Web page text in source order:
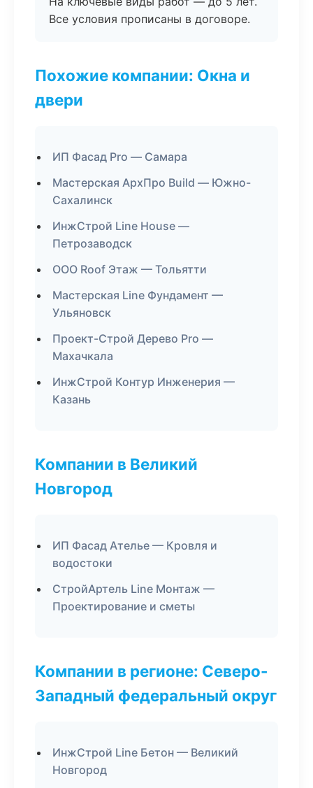
Все условия прописаны в договоре.
Похожие компании: Окна и
двери
ИП Фасад Pro — Самара
Мастерская АрхПро Build — Южно-
Сахалинск
ИнжСтрой Line House —
Петрозаводск
ООО Roof Этаж — Тольятти
Мастерская Line Фундамент —
Ульяновск
Проект-Строй Дерево Pro —
Махачкала
ИнжСтрой Контур Инженерия —
Казань
Компании в Великий
Новгород
ИП Фасад Ателье — Кровля и
водостоки
СтройАртель Line Монтаж —
Проектирование и сметы
Компании в регионе: Северо-
Западный федеральный округ
ИнжСтрой Line Бетон — Великий
Новгород